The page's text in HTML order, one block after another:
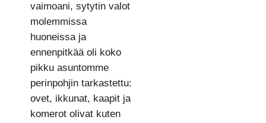
vaimoani, sytytin valot
molemmissa
huoneissa ja
ennenpitkää oli koko
pikku asuntomme
perinpohjin tarkastettu:
ovet, ikkunat, kaapit ja
komerot olivat kuten